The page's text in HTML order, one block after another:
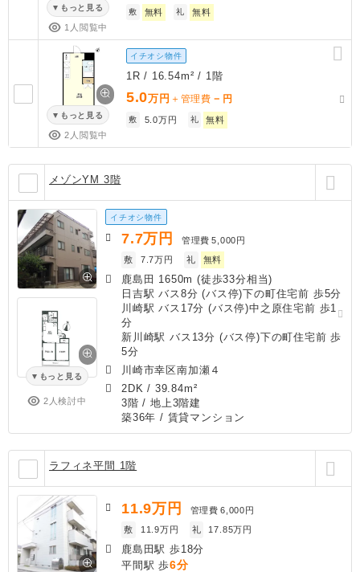
もっと見る
1人閲覧中
敷 無料 礼 無料
もっと見る
2人閲覧中
イチオシ物件
1R / 16.54m² / 1階
5.0万円 ＋管理費 － 円
敷 5.0万円 礼 無料
メゾンYM 3階
もっと見る
2人検討中
イチオシ物件
7.7万円 管理費 5,000円
敷
7.7万円 礼 無料
鹿島田 1650m (徒歩33分相当)
日吉駅 バス8分 (バス停)下の町住宅前 歩5分
川崎駅 バス17分 (バス停)中之原住宅前 歩1
分
新川崎駅 バス13分 (バス停)下の町住宅前 歩
5分
川崎市幸区南加瀬４
2DK / 39.84m²
3階 / 地上3階建
築36年 / 賃貸マンション
ラフィネ平間 1階
11.9万円 管理費 6,000円
敷
11.9万円 礼 17.85万円
鹿島田駅 歩18分
平間駅 歩6分